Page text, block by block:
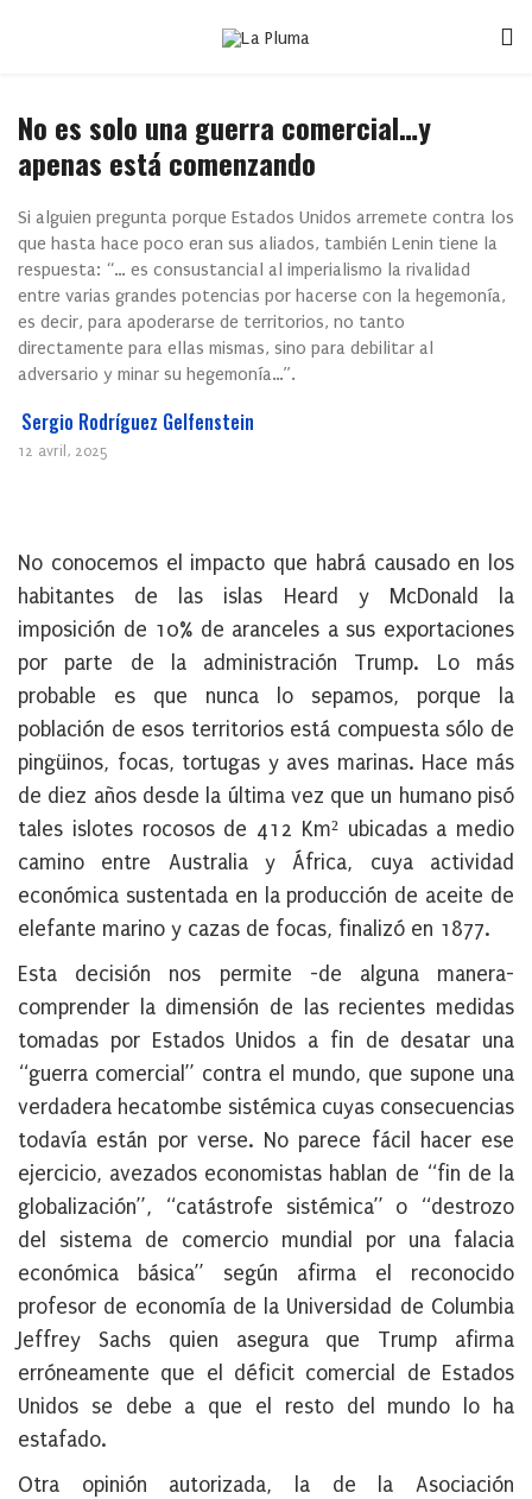
No es solo una guerra comercial…y
apenas está comenzando
Si alguien pregunta porque Estados Unidos arremete contra los
que hasta hace poco eran sus aliados, también Lenin tiene la
respuesta: “… es consustancial al imperialismo la rivalidad
entre varias grandes potencias por hacerse con la hegemonía,
es decir, para apoderarse de territorios, no tanto
directamente para ellas mismas, sino para debilitar al
adversario y minar su hegemonía…”.
Sergio Rodríguez Gelfenstein
12 avril, 2025
No conocemos el impacto que habrá causado en los
habitantes de las islas Heard y McDonald la
imposición de 10% de aranceles a sus exportaciones
por parte de la administración Trump. Lo más
probable es que nunca lo sepamos, porque la
población de esos territorios está compuesta sólo de
pingüinos, focas, tortugas y aves marinas. Hace más
de diez años desde la última vez que un humano pisó
tales islotes rocosos de 412 Km² ubicadas a medio
camino entre Australia y África, cuya actividad
económica sustentada en la producción de aceite de
elefante marino y cazas de focas, finalizó en 1877.
Esta decisión nos permite -de alguna manera-
comprender la dimensión de las recientes medidas
tomadas por Estados Unidos a fin de desatar una
“guerra comercial” contra el mundo, que supone una
verdadera hecatombe sistémica cuyas consecuencias
todavía están por verse. No parece fácil hacer ese
ejercicio, avezados economistas hablan de “fin de la
globalización”, “catástrofe sistémica” o “destrozo
del sistema de comercio mundial por una falacia
económica básica” según afirma el reconocido
profesor de economía de la Universidad de Columbia
Jeffrey Sachs quien asegura que Trump afirma
erróneamente que el déficit comercial de Estados
Unidos se debe a que el resto del mundo lo ha
estafado.
Otra opinión autorizada, la de la Asociación